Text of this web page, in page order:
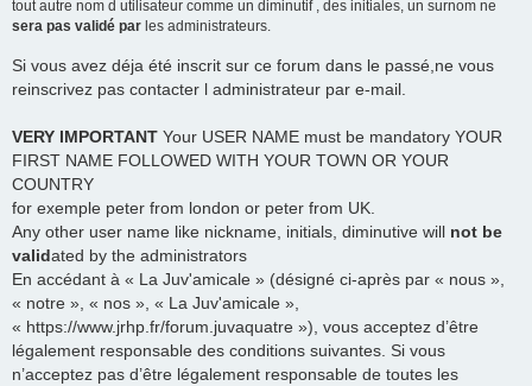
tout autre nom d utilisateur comme un diminutif , des initiales, un surnom ne
sera pas validé par les administrateurs.
Si vous avez déja été inscrit sur ce forum dans le passé,ne vous
reinscrivez pas contacter l administrateur par e-mail.
VERY IMPORTANT Your USER NAME must be mandatory YOUR
FIRST NAME FOLLOWED WITH YOUR TOWN OR YOUR
COUNTRY
for exemple peter from london or peter from UK.
Any other user name like nickname, initials, diminutive will not be
validated by the administrators
En accédant à « La Juv'amicale » (désigné ci-après par « nous »,
« notre », « nos », « La Juv'amicale »,
« https://www.jrhp.fr/forum.juvaquatre »), vous acceptez d’être
légalement responsable des conditions suivantes. Si vous
n’acceptez pas d’être légalement responsable de toutes les